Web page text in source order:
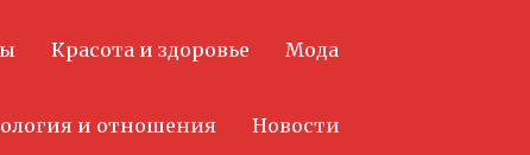
Красота и здоровье Мода
и отношения Новости